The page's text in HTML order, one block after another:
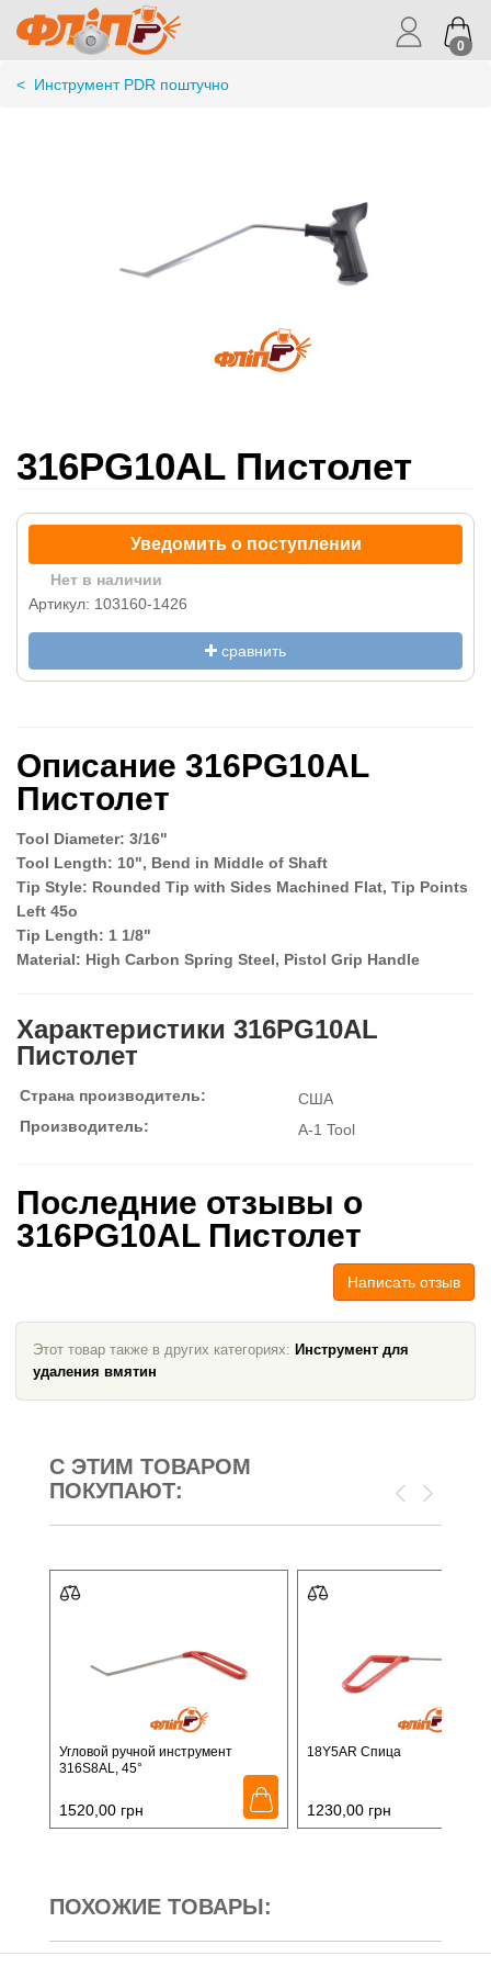
0
< Инструмент PDR поштучно
316PG10AL Пистолет
Уведомить о поступлении
Нет в наличии
Артикул: 103160-1426
сравнить
Описание 316PG10AL
Пистолет
Tool Diameter: 3/16"
Tool Length: 10", Bend in Middle of Shaft
Tip Style: Rounded Tip with Sides Machined Flat, Tip Points
Left 45o
Tip Length: 1 1/8"
Material: High Carbon Spring Steel, Pistol Grip Handle
Характеристики 316PG10AL
Пистолет
Страна производитель:
США
Производитель:
A-1 Tool
Последние отзывы о
316PG10AL Пистолет
Написать отзыв
Этот товар также в других категориях: Инструмент для
удаления вмятин
С ЭТИМ ТОВАРОМ
ПОКУПАЮТ:
Угловой ручной инструмент
316S8AL, 45°
1520,00 грн
18Y5AR Спица
1230,00 грн
ПОХОЖИЕ ТОВАРЫ: